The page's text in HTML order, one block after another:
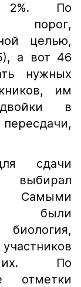
2%. По
порог,
целью,
а вот 46
нужных
им
в
сдачи
были
их. По
отметки